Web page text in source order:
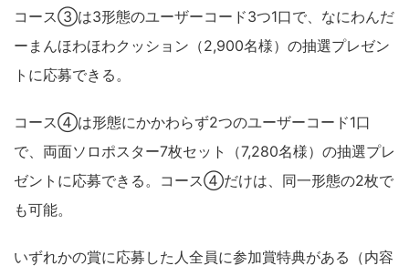
コース③は3形態のユーザーコード3つ1口で、なにわんだ
ーまんほわほわクッション（2,900名様）の抽選プレゼン
トに応募できる。
コース④は形態にかかわらず2つのユーザーコード1口
で、両面ソロポスター7枚セット（7,280名様）の抽選プレ
ゼントに応募できる。コース④だけは、同一形態の2枚で
も可能。
いずれかの賞に応募した人全員に参加賞特典がある（内容